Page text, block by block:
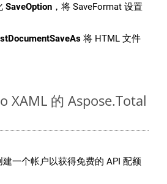
SaveOption ，将 SaveFormat 设置
将 HTML 文件
XAML 的 Aspose.Total
建一个帐户以获得免费的 API 配额